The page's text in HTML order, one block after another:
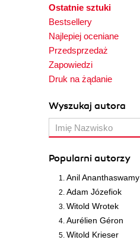
Ostatnie sztuki
Bestsellery
Najlepiej oceniane
Przedsprzedaż
Zapowiedzi
Druk na żądanie
Wyszukaj autora
Popularni autorzy
Anil Ananthaswamy
Adam Józefiok
Witold Wrotek
Aurélien Géron
Witold Krieser